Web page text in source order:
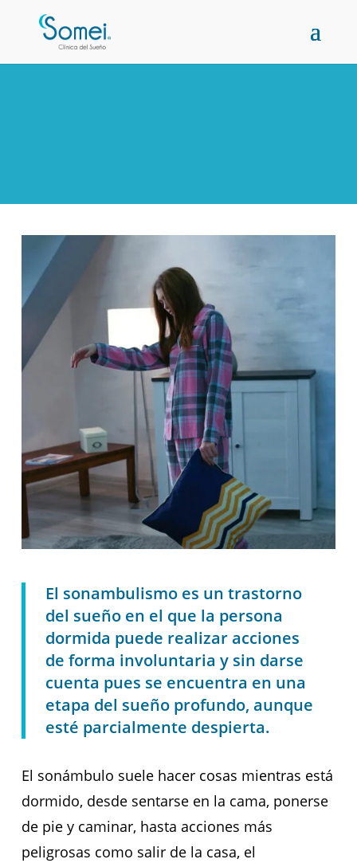
El sonambulismo es un trastorno
del sueño en el que la persona
dormida puede realizar acciones
de forma involuntaria y sin darse
cuenta pues se encuentra en una
etapa del sueño profundo, aunque
esté parcialmente despierta.
El sonámbulo suele hacer cosas mientras está
dormido, desde sentarse en la cama, ponerse
de pie y caminar, hasta acciones más
peligrosas como salir de la casa, el